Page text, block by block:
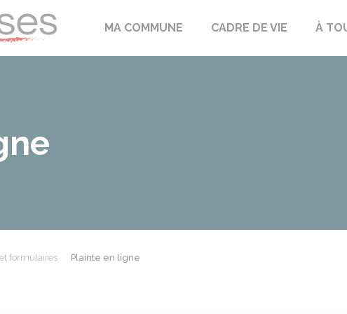
ÉchilleusesMA COMMUNE CADRE DE VIE À
formulaires Plainte en ligne